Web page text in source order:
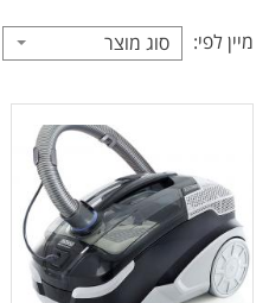
מיין לפי: סוג מוצר